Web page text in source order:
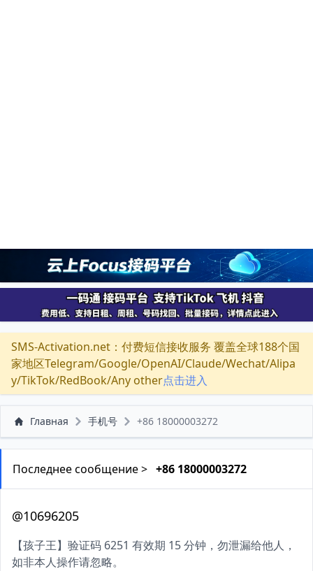
SMS-Activation.net：付费短信接收服务 覆盖全球188个国
家地区Telegram/Google/OpenAI/Claude/Wechat/Alipa
y/TikTok/RedBook/Any other点击进入
Главная 手机号 +86 18000003272
Последнее сообщение > +86 18000003272
@10696205
【孩子王】验证码 6251 有效期 15 分钟，勿泄漏给他人，
如非本人操作请忽略。